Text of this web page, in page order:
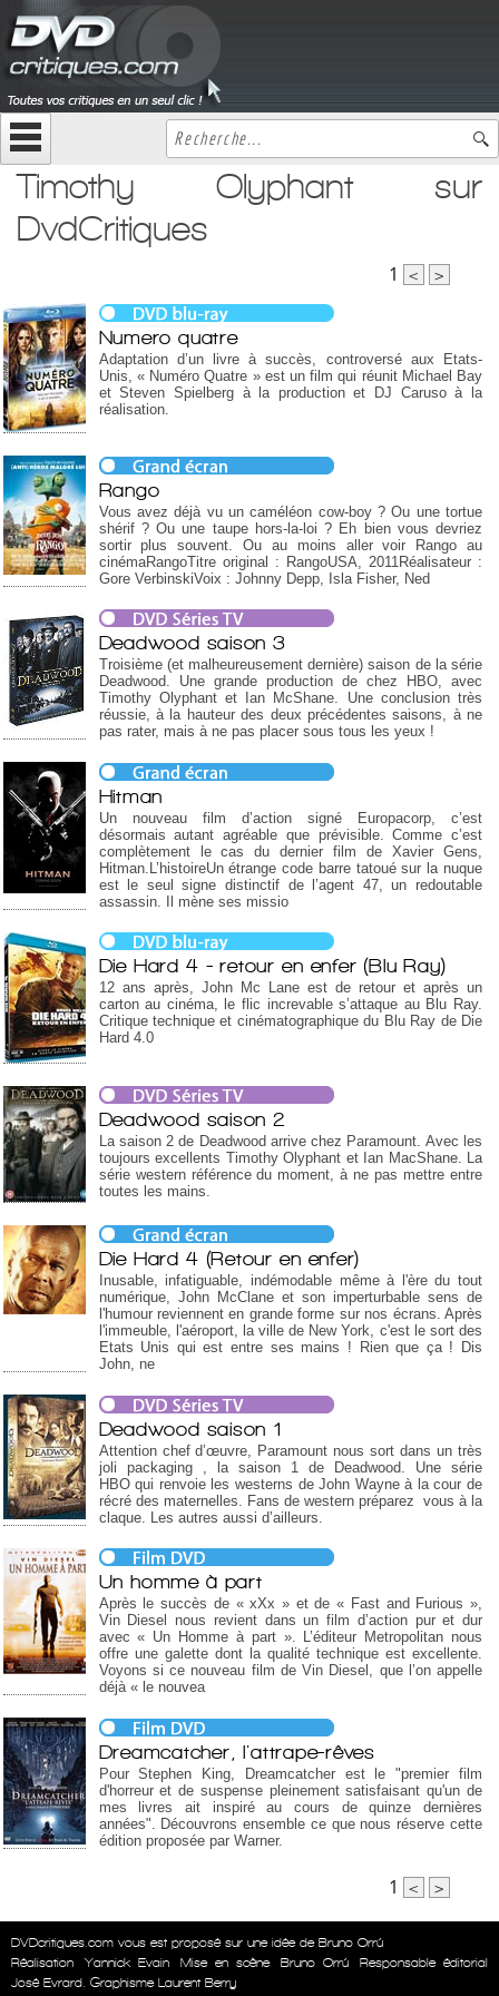
Timothy Olyphant sur
DvdCritiques
1 < >
Numero quatre
Adaptation d’un livre à succès, controversé aux Etats-
Unis, « Numéro Quatre » est un film qui réunit Michael Bay
et Steven Spielberg à la production et DJ Caruso à la
réalisation.
Rango
Vous avez déjà vu un caméléon cow-boy ? Ou une tortue
shérif ? Ou une taupe hors-la-loi ? Eh bien vous devriez
sortir plus souvent. Ou au moins aller voir Rango au
cinémaRangoTitre original : RangoUSA, 2011Réalisateur :
Gore VerbinskiVoix : Johnny Depp, Isla Fisher, Ned
Deadwood saison 3
Troisième (et malheureusement dernière) saison de la série
Deadwood. Une grande production de chez HBO, avec
Timothy Olyphant et Ian McShane. Une conclusion très
réussie, à la hauteur des deux précédentes saisons, à ne
pas rater, mais à ne pas placer sous tous les yeux !
Hitman
Un nouveau film d’action signé Europacorp, c’est
désormais autant agréable que prévisible. Comme c’est
complètement le cas du dernier film de Xavier Gens,
Hitman.L’histoireUn étrange code barre tatoué sur la nuque
est le seul signe distinctif de l’agent 47, un redoutable
assassin. Il mène ses missio
Die Hard 4 - retour en enfer (Blu Ray)
12 ans après, John Mc Lane est de retour et après un
carton au cinéma, le flic increvable s’attaque au Blu Ray.
Critique technique et cinématographique du Blu Ray de Die
Hard 4.0
Deadwood saison 2
La saison 2 de Deadwood arrive chez Paramount. Avec les
toujours excellents Timothy Olyphant et Ian MacShane. La
série western référence du moment, à ne pas mettre entre
toutes les mains.
Die Hard 4 (Retour en enfer)
Inusable, infatiguable, indémodable même à l'ère du tout
numérique, John McClane et son imperturbable sens de
l'humour reviennent en grande forme sur nos écrans. Après
l'immeuble, l'aéroport, la ville de New York, c'est le sort des
Etats Unis qui est entre ses mains ! Rien que ça ! Dis
John, ne
Deadwood saison 1
Attention chef d’œuvre, Paramount nous sort dans un très
joli packaging , la saison 1 de Deadwood. Une série
HBO qui renvoie les westerns de John Wayne à la cour de
récré des maternelles. Fans de western préparez vous à la
claque. Les autres aussi d’ailleurs.
Un homme à part
Après le succès de « xXx » et de « Fast and Furious »,
Vin Diesel nous revient dans un film d’action pur et dur
avec « Un Homme à part ». L’éditeur Metropolitan nous
offre une galette dont la qualité technique est excellente.
Voyons si ce nouveau film de Vin Diesel, que l’on appelle
déjà « le nouvea
Dreamcatcher, l'attrape-rêves
Pour Stephen King, Dreamcatcher est le "premier film
d'horreur et de suspense pleinement satisfaisant qu'un de
mes livres ait inspiré au cours de quinze dernières
années". Découvrons ensemble ce que nous réserve cette
édition proposée par Warner.
1 < >
DVDcritiques.com vous est proposé sur une idée de Bruno Orrú
Réalisation
Yannick Evain Mise en scène Bruno Orrú
Responsable éditorial
José Evrard. Graphisme Laurent Berry